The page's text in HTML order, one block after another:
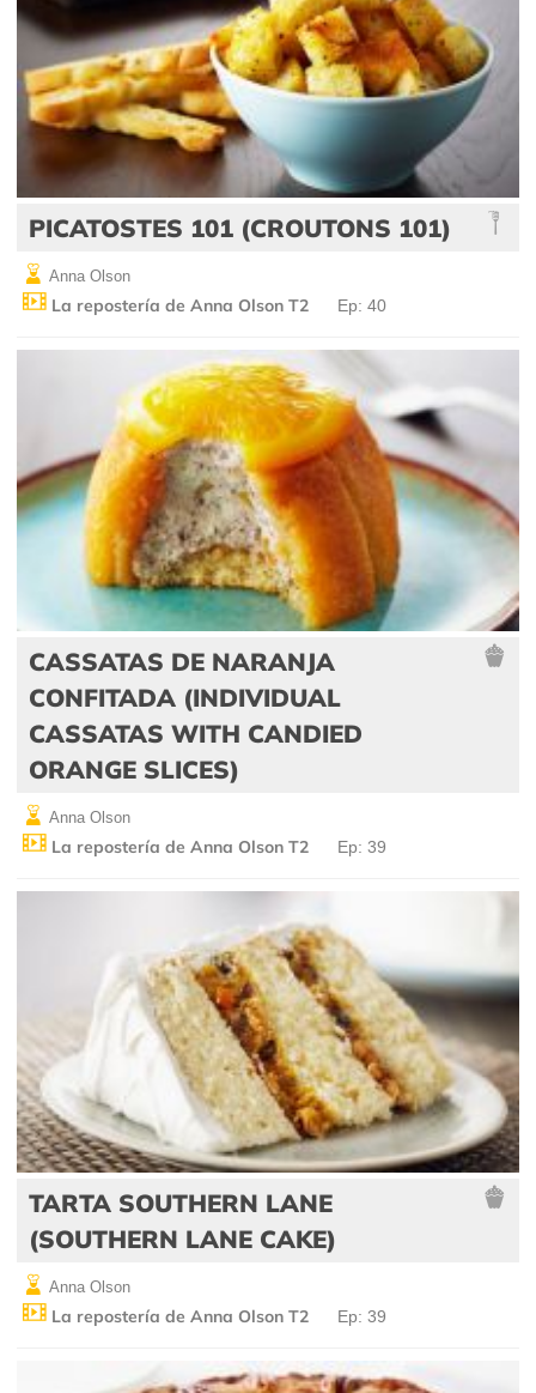
PICATOSTES 101 (CROUTONS 101)
Anna Olson
La repostería de Anna Olson T2 Ep: 40
CASSATAS DE NARANJA
CONFITADA (INDIVIDUAL
CASSATAS WITH CANDIED
ORANGE SLICES)
Anna Olson
La repostería de Anna Olson T2 Ep: 39
TARTA SOUTHERN LANE
(SOUTHERN LANE CAKE)
Anna Olson
La repostería de Anna Olson T2 Ep: 39